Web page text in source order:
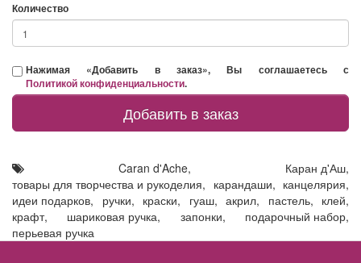
Количество
Нажимая «Добавить в заказ», Вы соглашаетесь с
Политикой конфиденциальности.
Добавить в заказ
Caran d'Ache, Каран д'Аш,
товары для творчества и рукоделия, карандаши, канцелярия,
идеи подарков, ручки, краски, гуаш, акрил, пастель, клей,
крафт, шариковая ручка, запонки, подарочный набор,
перьевая ручка